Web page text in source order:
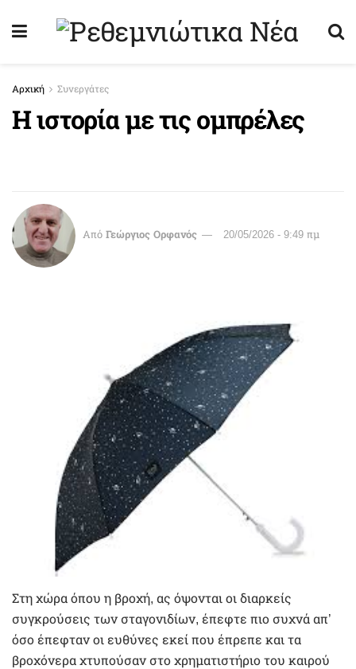
Αρχική Συνεργάτες
Η ιστορία με τις ομπρέλες
Από Γεώργιος Ορφανός 20/05/2026 - 9:49 πμ
Στη χώρα όπου η βροχή, ας όψονται οι διαρκείς
συγκρούσεις των σταγονιδίων, έπεφτε πιο συχνά απ’
όσο έπεφταν οι ευθύνες εκεί που έπρεπε και τα
βροχόνερα χτυπούσαν στο χρηματιστήριο του καιρού